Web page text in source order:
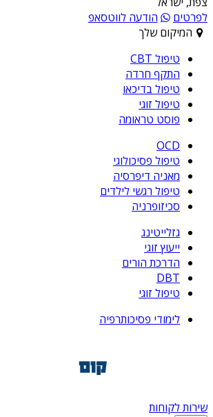
לפרטים
הודעה לווטסאפ
המיקום שלך
טיפול CBT
התקף חרדה
טיפול בדיכאו
טיפול זוגי
פוסט טראומה
OCD
טיפול פסיכולוגי
מאניה דיפרסיה
טיפול רגשי לילדים
סכיזופרניה
גזלייטינג
ייעוץ זוגי
הדרכת הורים
DBT
טיפול זוגי
לימודי פסיכותרפיה
שירות לקוחות